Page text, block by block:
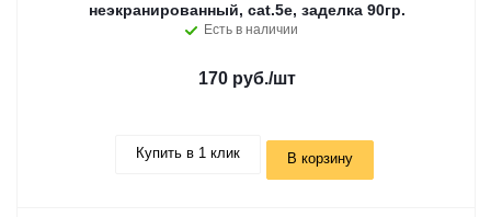
неэкранированный, cat.5e, заделка 90гр.
Есть в наличии
170 руб./шт
Купить в 1 клик В корзину